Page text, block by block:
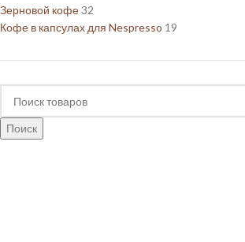
Зерновой кофе32
Кофе в капсулах для Nespresso 19
Поиск